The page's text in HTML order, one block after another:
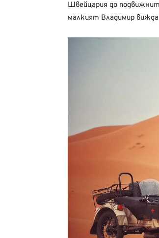
Швейцария до
малкият Владимир